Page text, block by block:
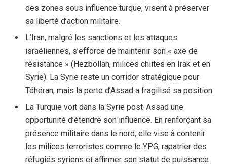
des zones sous influence turque, visent à préserver
sa liberté d’action militaire.
L’Iran, malgré les sanctions et les attaques
israéliennes, s’efforce de maintenir son « axe de
résistance » (Hezbollah, milices chiites en Irak et en
Syrie). La Syrie reste un corridor stratégique pour
Téhéran, mais la perte d’Assad a fragilisé sa position.
La Turquie voit dans la Syrie post-Assad une
opportunité d’étendre son influence. En renforçant sa
présence militaire dans le nord, elle vise à contenir
les milices terroristes comme le YPG, rapatrier des
réfugiés syriens et affirmer son statut de puissance